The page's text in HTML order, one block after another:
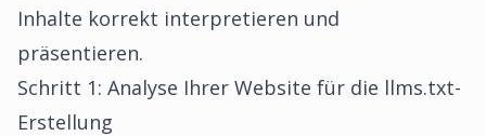
Inhalte korrekt interpretieren und
präsentieren.
Schritt 1: Analyse Ihrer Website für die llms.txt-
Erstellung